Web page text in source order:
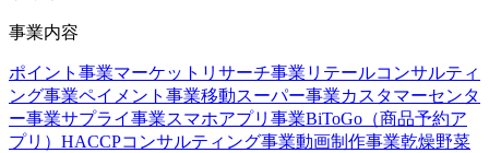
事業内容
ポイント事業マーケットリサーチ事業 リテールコンサルティ
ング事業ペイメント事業移動スーパー事業カスタマーセンタ
ー事業サプライ事業スマホアプリ事業BiToGo（商品予約ア
プリ） HACCPコンサルティング事業動画制作事業乾燥野菜